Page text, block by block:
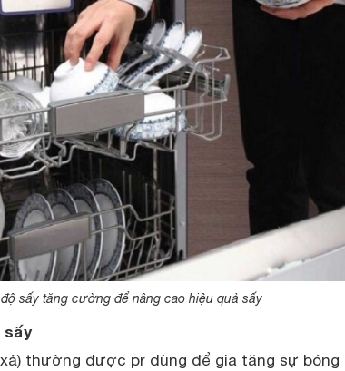
sấy tăng cường để nâng cao hiệu quả sấy
sấy
thường được pr dùng để gia tăng sự bóng